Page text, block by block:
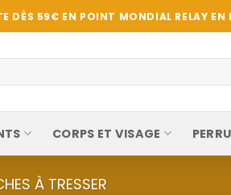
DÈS 59€ EN POINT MONDIAL RELAY EN
CORPS ET VISAGE
À TRESSER